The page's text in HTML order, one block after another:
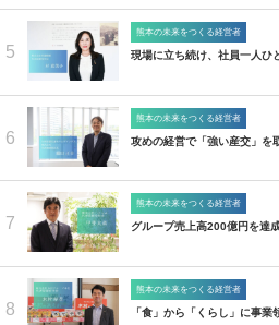
5
熊本の未来をつくる経営者
現場に立ち続け、社員一人ひ
6
熊本の未来をつくる経営者
攻めの経営で「強い産交」を
7
熊本の未来をつくる経営者
グループ売上高200億円を達
8
熊本の未来をつくる経営者
「食」から「くらし」に事